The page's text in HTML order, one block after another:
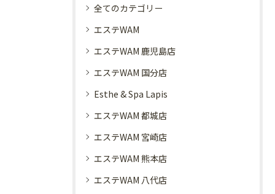
全てのカテゴリー
エステWAM
エステWAM 鹿児島店
エステWAM 国分店
Esthe & Spa Lapis
エステWAM 都城店
エステWAM 宮崎店
エステWAM 熊本店
エステWAM 八代店